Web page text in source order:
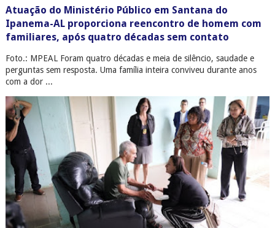
Atuação do Ministério Público em Santana do
Ipanema-AL proporciona reencontro de homem com
familiares, após quatro décadas sem contato
Foto.: MPEAL Foram quatro décadas e meia de silêncio, saudade e
perguntas sem resposta. Uma família inteira conviveu durante anos
com a dor ...